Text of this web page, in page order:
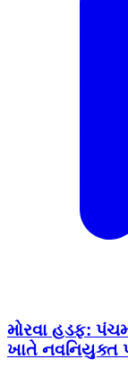
મોરવા હડફ:
ખાતે નવનિયુક્ત